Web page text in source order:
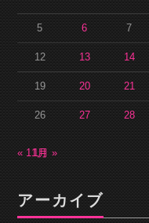
5 6 7
12 13 14
19 20 21
26 27 28
« 11月1月 »
アーカイブ